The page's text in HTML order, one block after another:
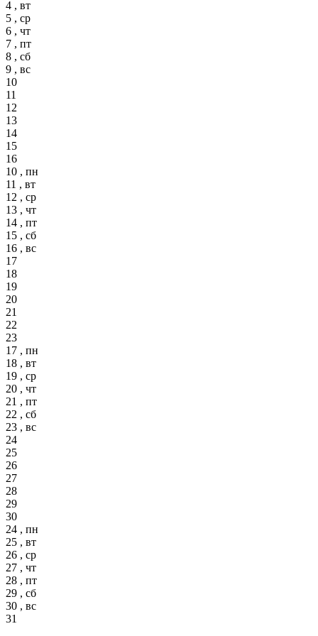
4 , вт
5 , ср
6 , чт
7 , пт
8 , сб
9 , вс
10
11
12
13
14
15
16
10 , пн
11 , вт
12 , ср
13 , чт
14 , пт
15 , сб
16 , вс
17
18
19
20
21
22
23
17 , пн
18 , вт
19 , ср
20 , чт
21 , пт
22 , сб
23 , вс
24
25
26
27
28
29
30
24 , пн
25 , вт
26 , ср
27 , чт
28 , пт
29 , сб
30 , вс
31